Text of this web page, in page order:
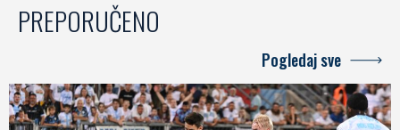
PREPORUČENO
Pogledaj sve